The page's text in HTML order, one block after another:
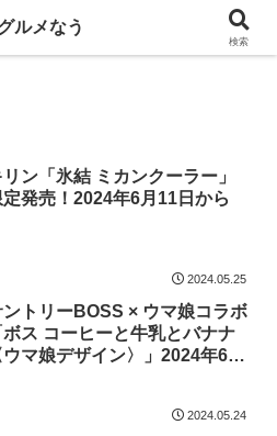
料お菓子新発売のグルメニュース。
リン「氷結 ミカンクーラー」
定発売！2024年6月11日から
2024.05.25
ントリーBOSS × ウマ娘コラボ
ボス コーヒーと牛乳とバナナ
ウマ娘デザイン〉」2024年6月
2024.05.24
検索